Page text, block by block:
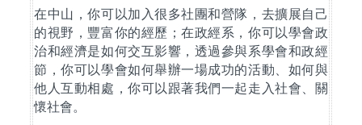
在中山，你可以加入很多社團和營隊，去擴展自己
的視野，豐富你的經歷；在政經系，你可以學會政
治和經濟是如何交互影響，透過參與系學會和政經
節，你可以學會如何舉辦一場成功的活動、如何與
他人互動相處，你可以跟著我們一起走入社會、關
懷社會。